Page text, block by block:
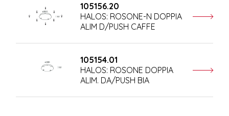
105156.20
HALOS: ROSONE-N DOPPIA
ALIM D/PUSH CAFFE
105154.01
HALOS: ROSONE DOPPIA
ALIM. DA/PUSH BIA